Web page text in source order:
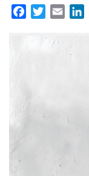
FacebookTwitterEmail